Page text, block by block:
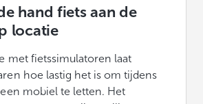
hand fiets aan de
locatie
met fietssimulatoren laat
hoe lastig het is om tijdens
mobiel te letten. Het